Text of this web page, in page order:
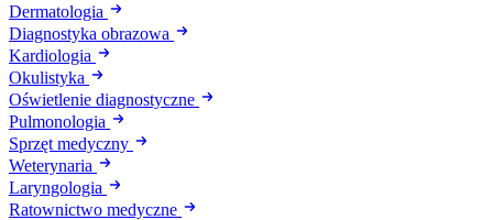
Dermatologia
Diagnostyka obrazowa
Kardiologia
Okulistyka
Oświetlenie diagnostyczne
Pulmonologia
Sprzęt medyczny
Weterynaria
Laryngologia
Ratownictwo medyczne